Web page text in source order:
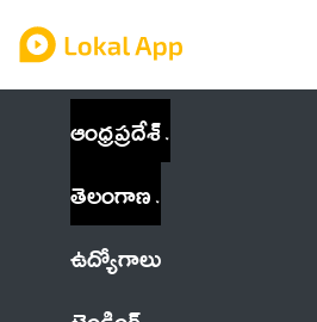
ఆంధ్రప్రదేశ్
తెలంగాణ
ఉద్యోగాలు